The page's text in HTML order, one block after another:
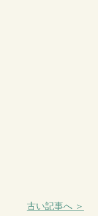
古い記事へ ＞